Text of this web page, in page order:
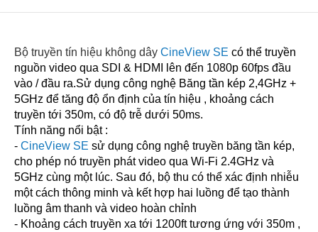
Bộ truyền tín hiệu không dây CineView SE có thể truyền
nguồn video qua SDI & HDMI lên đến 1080p 60fps đầu
vào / đầu ra.Sử dụng công nghệ Băng tần kép 2,4GHz +
5GHz để tăng độ ổn định của tín hiệu , khoảng cách
truyền tới 350m, có độ trễ dưới 50ms.
Tính năng nổi bật :
- CineView SE sử dụng công nghệ truyền băng tần kép,
cho phép nó truyền phát video qua Wi-Fi 2.4GHz và
5GHz cùng một lúc. Sau đó, bộ thu có thể xác định nhiễu
một cách thông minh và kết hợp hai luồng để tạo thành
luồng âm thanh và video hoàn chỉnh
- Khoảng cách truyền xa tới 1200ft tương ứng với 350m ,